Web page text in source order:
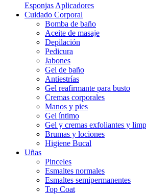
Esponjas Aplicadores
Cuidado Corporal
Bomba de baño
Aceite de masaje
Depilación
Pedicura
Jabones
Gel de baño
Antiestrías
Gel reafirmante para busto
Cremas corporales
Manos y pies
Gel íntimo
Gel y cremas exfoliantes y
Brumas y lociones
Higiene Bucal
Uñas
Pinceles
Esmaltes normales
Esmaltes semipermanentes
Top Coat